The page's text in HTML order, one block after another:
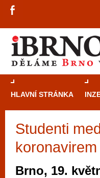
HLAVNÍ STRÁNKA
Studenti
Brno, 19.